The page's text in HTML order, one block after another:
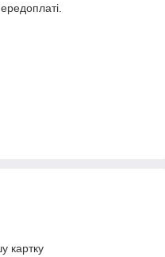
картку